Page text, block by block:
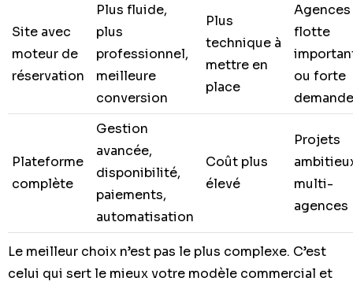
Site avec
moteur de
réservation
Plus fluide,
plus
professionnel,
meilleure
conversion
Plus
technique à
mettre en
place
Agences
flotte
ou forte
demande
Plateforme
complète
Gestion
avancée,
disponibilité,
paiements,
automatisation
Coût plus
élevé
Projets
multi-
agences
Le meilleur choix n’est pas le plus complexe. C’est
celui qui sert le mieux votre modèle commercial et